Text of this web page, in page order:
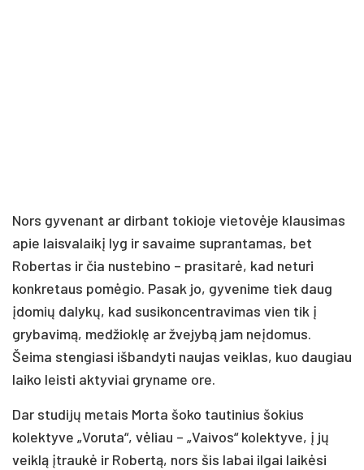
Nors gyvenant ar dirbant tokioje vietovėje klausimas
apie laisvalaikį lyg ir savaime suprantamas, bet
Robertas ir čia nustebino – prasitarė, kad neturi
konkretaus pomėgio. Pasak jo, gyvenime tiek daug
įdomių dalykų, kad susikoncentravimas vien tik į
grybavimą, medžioklę ar žvejybą jam neįdomus.
Šeima stengiasi išbandyti naujas veiklas, kuo daugiau
laiko leisti aktyviai gryname ore.
Dar studijų metais Morta šoko tautinius šokius
kolektyve „Voruta“, vėliau – „Vaivos“ kolektyve, į jų
veiklą įtraukė ir Robertą, nors šis labai ilgai laikėsi